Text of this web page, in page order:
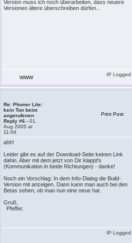
Version muss ich noch überarbeiten, dass neuere
Versionen ältere überschreiben dürfen...
WWW
IP Logged
Re: Phoner Lite:
kein Ton beim
angerufenen
Reply #6 - 01.
Aug 2005 at
11:04
Print Post
ahh!
Leider gibt es auf der Download-Seite keinen Link
dahin. Aber mit dem jetzt von Dir klappt's
(Kommunikation in beide Richtungen) - danke!
Noch ein Vorschlag: In dem Info-Dialog die Build-
Version mit anzeigen. Dann kann man auch bei den
Betas sehen, ob man nun eine neue hat.
Gruß,
Pfeffer.
IP Logged